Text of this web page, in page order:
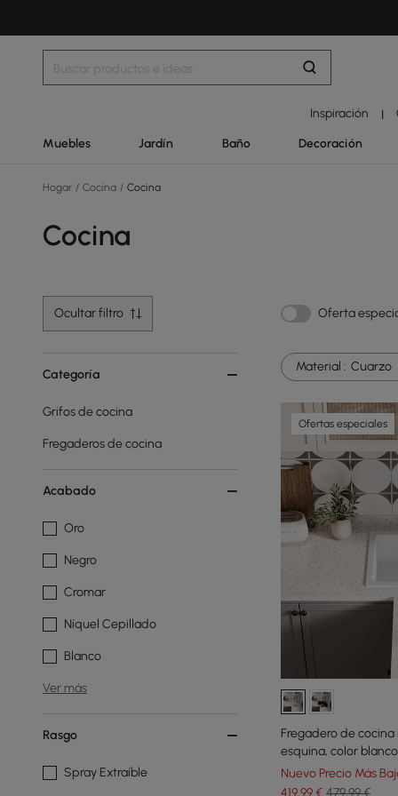
Inspiración |
Muebles Jardín Baño Decoración
Hogar / Cocina / Cocina
Cocina
Ocultar filtro Oferta
Categoría
Grifos de cocina
Fregaderos de cocina
Acabado
Oro
Negro
Cromar
Níquel Cepillado
Blanco
Ver más
Rasgo
Spray Extraíble
Material : Cuarzo
Ofertas especiales
Fregadero de
esquina, color
Nuevo Precio Más
419,99€ 479,99 €